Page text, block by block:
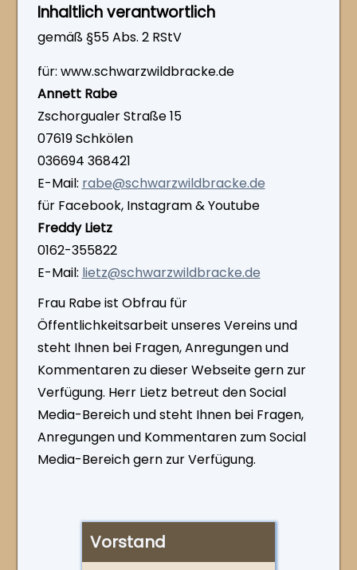
Inhaltlich verantwortlich
gemäß §55 Abs. 2 RStV
für: www.schwarzwildbracke.de
Annett Rabe
Zschorgualer Straße 15
07619 Schkölen
036694 368421
E-Mail: rabe@schwarzwildbracke.de
für Facebook, Instagram & Youtube
Freddy Lietz
0162-355822
E-Mail: lietz@​schwarzwildbracke.de
Frau Rabe ist Obfrau für
Öffentlichkeitsarbeit unseres Vereins und
steht Ihnen bei Fragen, Anregungen und
Kommentaren zu dieser Webseite gern zur
Verfügung. Herr Lietz betreut den Social
Media-Bereich und steht Ihnen bei Fragen,
Anregungen und Kommentaren zum Social
Media-Bereich gern zur Verfügung.
Vorstand